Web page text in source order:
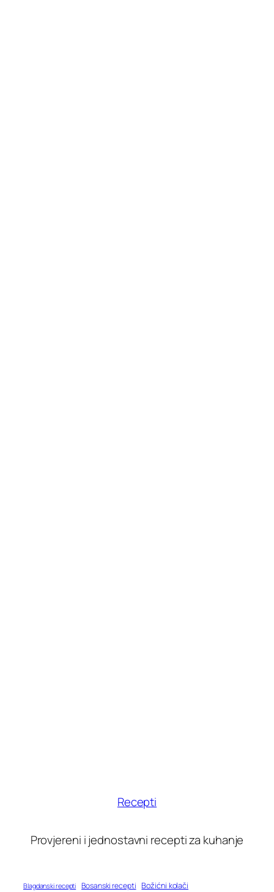
Recepti
Provjereni i jednostavni recepti za kuhanje
Blagdanski recepti Bosanski recepti Božićni kolači